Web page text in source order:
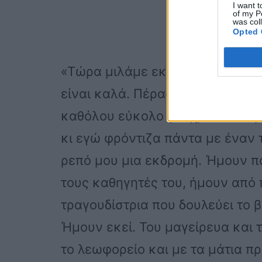
I want
of my
was
Opted
«Τώρα μιλάμε εκ των υστέρων
είναι καλά. Πέρασα κι εγώ και
καθόλου εύκολο για χρόνια να
κι εγώ φρόντιζα πάντα με έναν
ρεπό μου μια εκδρομή. Ήμουν
τους καθηγητές του, ήμουν
τραγουδίστρια που δουλεύει το
Ήμουν εκεί. Του μαγείρευα και
το λεωφορείο και με τα μάτια